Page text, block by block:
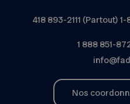
418 893-2111 (Partout)
1 888 851-
Nos